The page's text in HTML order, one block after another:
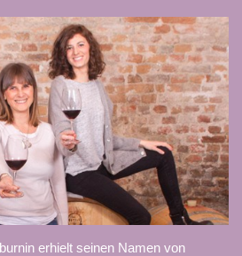
erhielt seinen Namen von